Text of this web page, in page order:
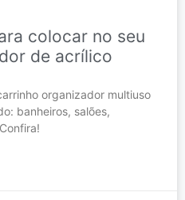
colocar no seu
de acrílico
organizador multiuso
banheiros, salões,